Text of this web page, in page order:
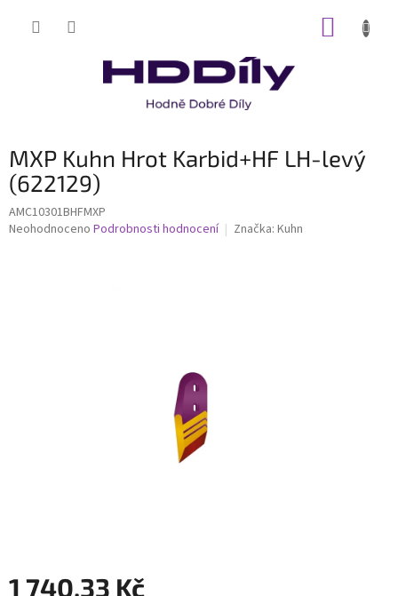
MXP Kuhn Hrot Karbid+HF LH-levý
(622129)
AMC10301BHFMXP
Průměrné
Neohodnoceno Podrobnosti hodnocení Značka: Kuhn
1 740,33 Kč